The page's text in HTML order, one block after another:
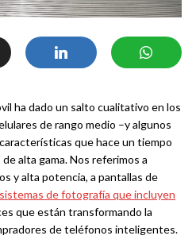
ha dado un salto cualitativo en los
de rango medio –y algunos
que hace un tiempo
alta gama. Nos referimos a
y alta potencia, a pantallas de
sistemas de fotografía que incluyen
que están transformando la
de teléfonos inteligentes.